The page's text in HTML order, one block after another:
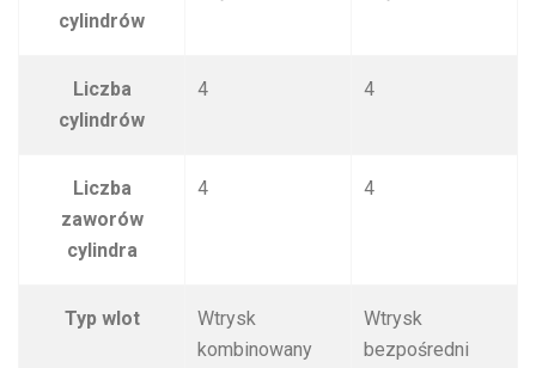
cylindrów
Liczba
cylindrów
4 4
Liczba
zaworów
cylindra
4 4
Typ wlot
Wtrysk
kombinowany
Wtrysk
bezpośredni